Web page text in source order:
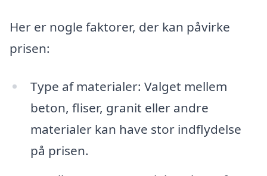
Her er nogle faktorer, der kan påvirke
prisen:
Type af materialer: Valget mellem
beton, fliser, granit eller andre
materialer kan have stor indflydelse
på prisen.